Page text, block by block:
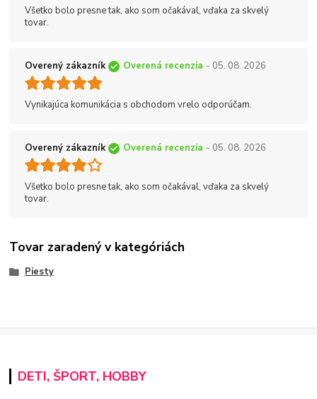
Všetko bolo presne tak, ako som očakával, vďaka za skvelý
tovar.
Overený zákazník Overená recenzia - 05. 08. 2026
Vynikajúca komunikácia s obchodom vrelo odporúčam.
Overený zákazník Overená recenzia - 05. 08. 2026
Všetko bolo presne tak, ako som očakával, vďaka za skvelý
tovar.
Tovar zaradený v kategóriách
Piesty
DETI, ŠPORT, HOBBY